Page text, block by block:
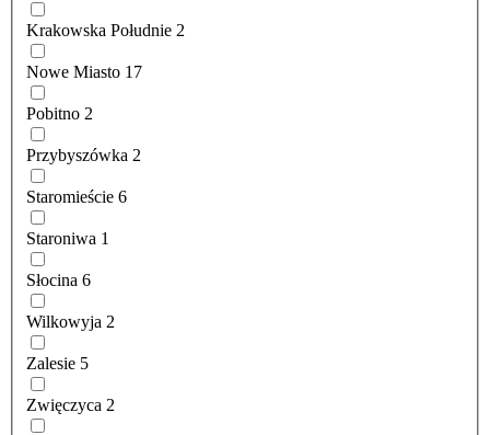
Krakowska Południe 2
Nowe Miasto 17
Pobitno 2
Przybyszówka 2
Staromieście 6
Staroniwa 1
Słocina 6
Wilkowyja 2
Zalesie 5
Zwięczyca 2